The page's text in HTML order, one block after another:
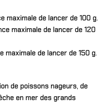
maximale de lancer de 100 g.
maximale de lancer de 120
maximale de lancer de 150 g.
de poissons nageurs, de
en mer des grands